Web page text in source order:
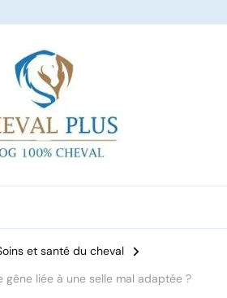
et santé du cheval
gêne liée à une selle mal adaptée ?